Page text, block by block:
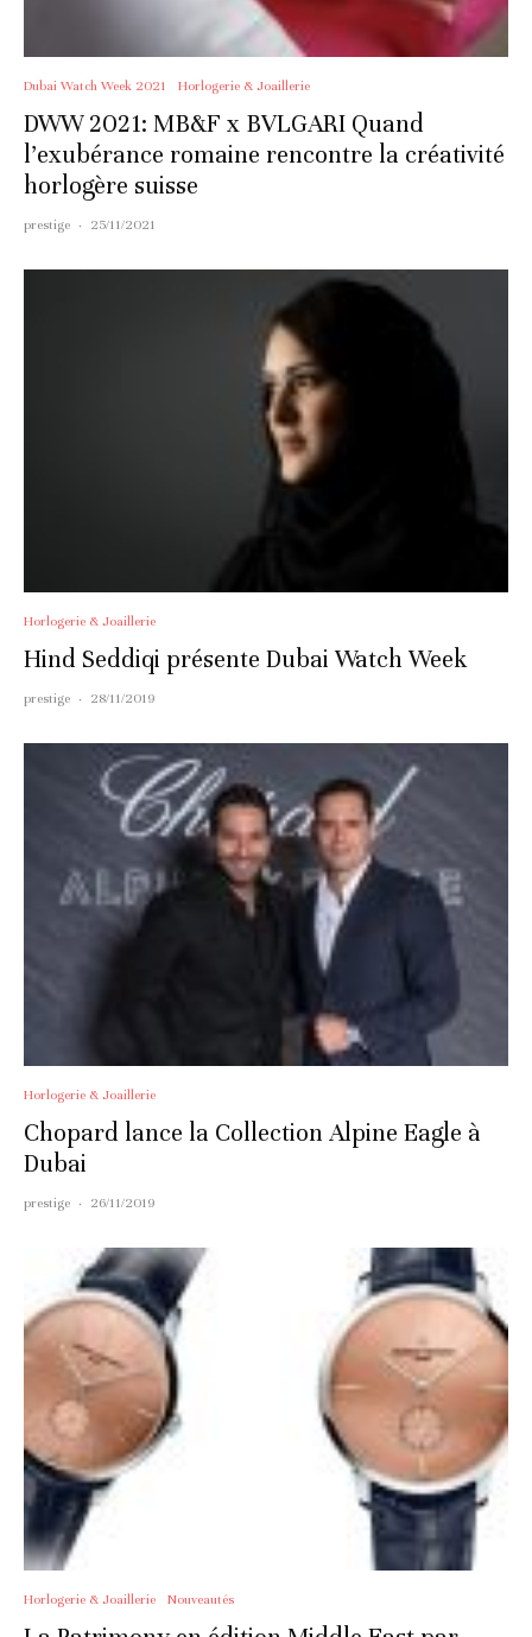
Dubai Watch Week 2021 Horlogerie & Joaillerie
DWW 2021: MB&F x BVLGARI Quand
l’exubérance romaine rencontre la créativité
horlogère suisse
prestige · 25/11/2021
Horlogerie & Joaillerie
Hind Seddiqi présente Dubai Watch Week
prestige · 28/11/2019
Horlogerie & Joaillerie
Chopard lance la Collection Alpine Eagle à
Dubai
prestige · 26/11/2019
Horlogerie & Joaillerie Nouveautés